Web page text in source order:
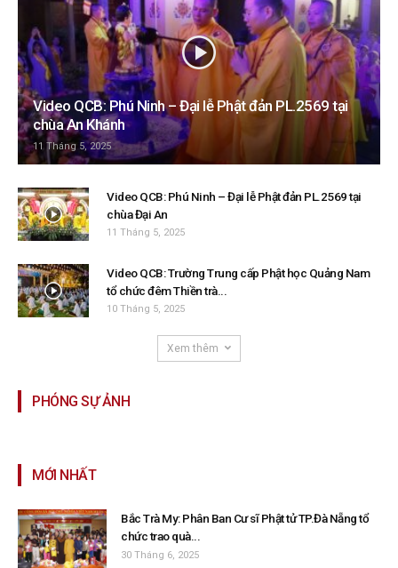
Video QCB: Phú Ninh – Đại lễ Phật đản PL.2569 tại
chùa An Khánh
11 Tháng 5, 2025
Video QCB: Phú Ninh – Đại lễ Phật đản PL.2569 tại
chùa Đại An
11 Tháng 5, 2025
Video QCB: Trường Trung cấp Phật học Quảng Nam
tổ chức đêm Thiền trà...
10 Tháng 5, 2025
Xem thêm
PHÓNG SỰ ẢNH
MỚI NHẤT
Bắc Trà My: Phân Ban Cư sĩ Phật tử TP.Đà Nẵng tổ
chức trao quà...
30 Tháng 6, 2025